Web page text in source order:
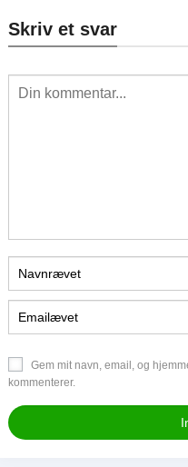
Skriv et svar
Gem mit navn, email, og
kommenterer.